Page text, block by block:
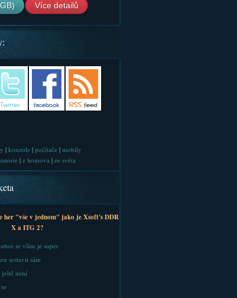
Více detailů
| konzole| počítače| mobily
| z homova| ze světa
her "vše v jednom" jako je Xsoft's DDR
X a ITG 2?
se vším je super
sestavit sám
není